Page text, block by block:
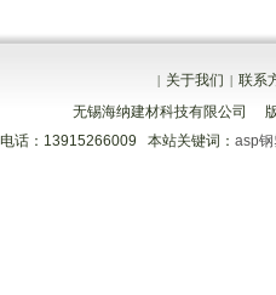
| 关于我们 | 联系
无锡海纳建材科技有限公司
电话：13915266009 本站关键词： asp